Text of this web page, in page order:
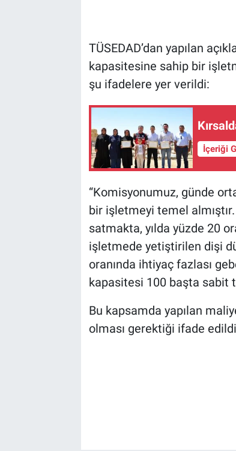
TÜSEDAD’dan yapılan
kapasitesine sahip bir
şu ifadelere yer verildi:
İçeriği
“Komisyonumuz, günde
bir işletmeyi temel
satmakta, yılda yüzde 20
işletmede yetiştirilen dişi
oranında ihtiyaç fazlası
kapasitesi 100 başta sabit
Bu kapsamda yapılan
olması gerektiği ifade